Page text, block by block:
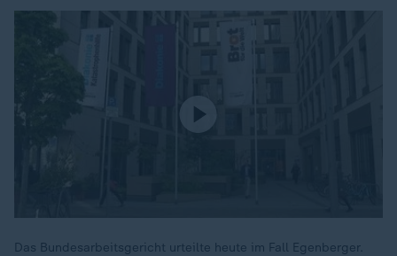
Das Bundesarbeitsgericht urteilte heute im Fall Egenberger.